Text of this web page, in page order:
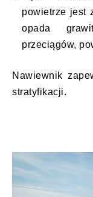
powietrze jest
opada
przeciągów,
Nawiewnik
stratyfikacji.